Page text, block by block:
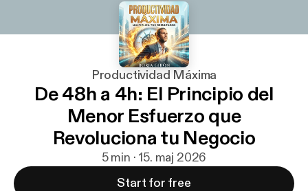
Productividad Máxima
De 48h a 4h: El Principio del
Menor Esfuerzo que
Revoluciona tu Negocio
5 min · 15. maj 2026
Start for free